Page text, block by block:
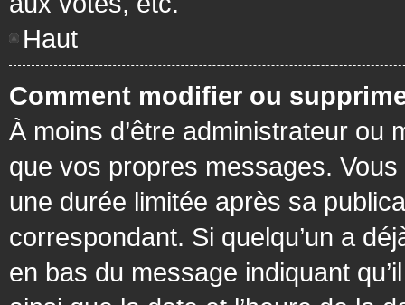
Haut
Comment modifier ou
À moins d’être administrateur ou
que vos propres messages.
une durée limitée après sa
correspondant. Si quelqu’un a
en bas du message indiquant